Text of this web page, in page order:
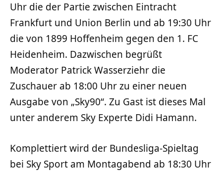
Uhr die der Partie zwischen Eintracht
Frankfurt und Union Berlin und ab 19:30 Uhr
die von 1899 Hoffenheim gegen den 1. FC
Heidenheim. Dazwischen begrüßt
Moderator Patrick Wasserziehr die
Zuschauer ab 18:00 Uhr zu einer neuen
Ausgabe von „Sky90“. Zu Gast ist dieses Mal
unter anderem Sky Experte Didi Hamann.
Komplettiert wird der Bundesliga-Spieltag
bei Sky Sport am Montagabend ab 18:30 Uhr